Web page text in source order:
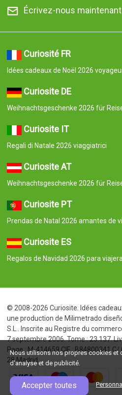
Écrivez-nous maintenant
Curiosité FR
Idées cadeaux de Noël 2026
Curiosite DE
Weihnachtsgeschenke 2026 für
Curiosite IT
Regali di Natale 2026 viaggiatrici
Curiosite AT
Weihnachtsgeschenke 2026 für
Curiosite PT
Prendas de Natal 2026 amantes de
Curiosite ES
Regalos de Navidad 2026 para
© 2008-2026 Curiosite. Idées
une production de Milimetrado
S.L.. Inscrite au Registre du
7 septembre 2006. Tome : 23.137.
Page : M-414659 CIF : B84800341
28 Madrid
Nous utilisons nos propres cookies et
d'analyse et de publicité.
Accepter toutes